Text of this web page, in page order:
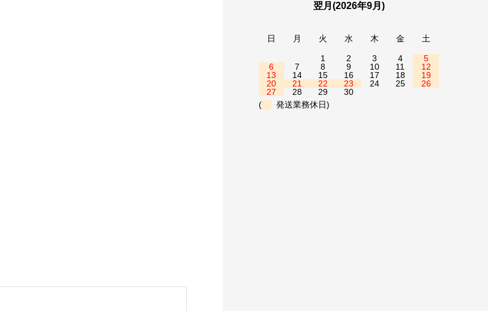
翌月(2026年9月)
日 月 火 水 木 金 土
1 2 3 4
5
6
7 8 9 10 11
12
13
14 15 16 17 18
19
20
21 22 23 24 25
26
27
28 29
30
(
発送業務休日)